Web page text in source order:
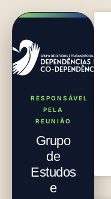
RESPONSÁVEL
PELA
REUNIÃO
Grupo
de
Estudos
e